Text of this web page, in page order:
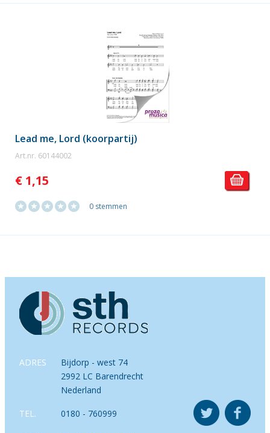
Lead me, Lord (koorpartij)
Art.nr. 60144002
€ 1,15
0 stemmen
ADRES
Bijdorp - west 74
2992 LC Barendrecht
Nederland
TEL. 0180 - 760999